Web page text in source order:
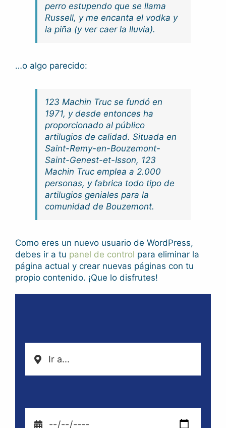
perro estupendo que se llama
Russell, y me encanta el vodka y
la piña (y ver caer la lluvia).
…o algo parecido:
123 Machin Truc se fundó en
1971, y desde entonces ha
proporcionado al público
artilugios de calidad. Situada en
Saint-Remy-en-Bouzemont-
Saint-Genest-et-Isson, 123
Machin Truc emplea a 2.000
personas, y fabrica todo tipo de
artilugios geniales para la
comunidad de Bouzemont.
Como eres un nuevo usuario de WordPress,
debes ir a tu panel de control para eliminar la
página actual y crear nuevas páginas con tu
propio contenido. ¡Que lo disfrutes!